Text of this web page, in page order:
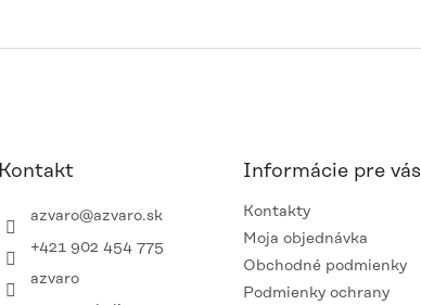
Kontakt
azvaro@azvaro.sk
+421 902 454 775
azvaro
Informácie pre vás
Kontakty
Moja objednávka
Obchodné podmienky
Podmienky ochrany